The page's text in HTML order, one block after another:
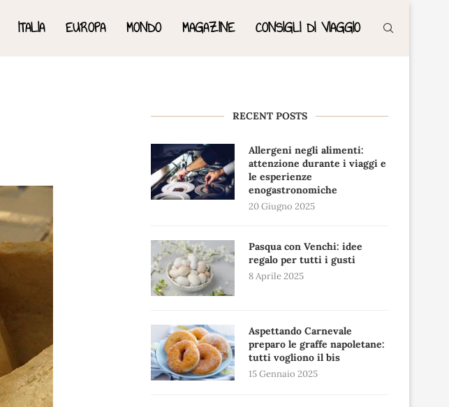
ITALIA EUROPA MONDO MAGAZINE CONSIGLI DI VIAGGIO
RECENT POSTS
Allergeni negli alimenti:
attenzione durante i viaggi e
le esperienze
enogastronomiche
20 Giugno 2025
Pasqua con Venchi: idee
regalo per tutti i gusti
8 Aprile 2025
Aspettando Carnevale
preparo le graffe napoletane:
tutti vogliono il bis
15 Gennaio 2025